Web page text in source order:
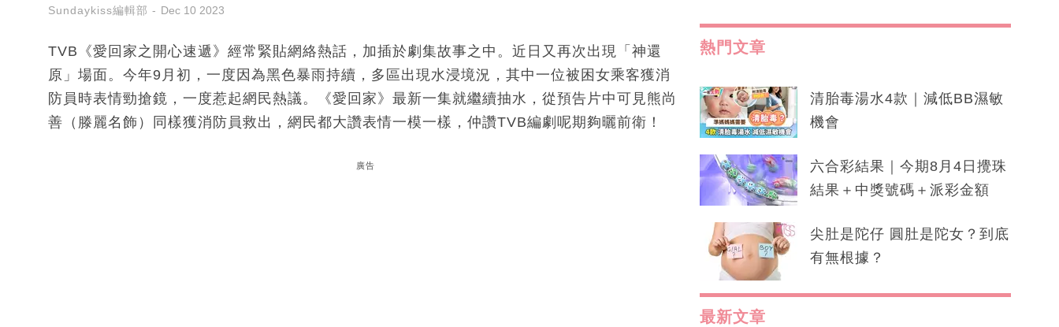
Sundaykiss編輯部 Dec 10 2023
TVB《愛回家之開心速遞》經常緊貼網絡熱話，加插於劇集故事之中。近日又再次出現「神還
原」場面。今年9月初，一度因為黑色暴雨持續，多區出現水浸境況，其中一位被困女乘客獲消
防員時表情勁搶鏡，一度惹起網民熱議。《愛回家》最新一集就繼續抽水，從預告片中可見熊尚
善（滕麗名飾）同樣獲消防員救出，網民都大讚表情一模一樣，仲讚TVB編劇呢期夠曬前衛！
廣告
熱門文章
清胎毒湯水4款｜減低BB濕敏
機會
六合彩結果｜今期8月4日攪珠
結果＋中獎號碼＋派彩金額
尖肚是陀仔 圓肚是陀女？到底
有無根據？
最新文章